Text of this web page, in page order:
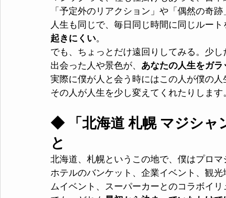
「予定外のリアクション」や「偶然の奇
人生も同じで、毎日同じ時間に同じルー
起きにくい。
でも、ちょっとだけ遠回りしてみる。少
出会った人や景色が、 あなたの人生をガ
実際に僕が人と会う時にはこの人が僕の
その人が人生を少し変えてくれたりします
◆ 「北海道 札幌 マジシャ
と
北海道、札幌というこの地で、僕はプロ
ホテルのバンケット、企業イベント、観
ムイベント、スーパーカーとのコラボイ